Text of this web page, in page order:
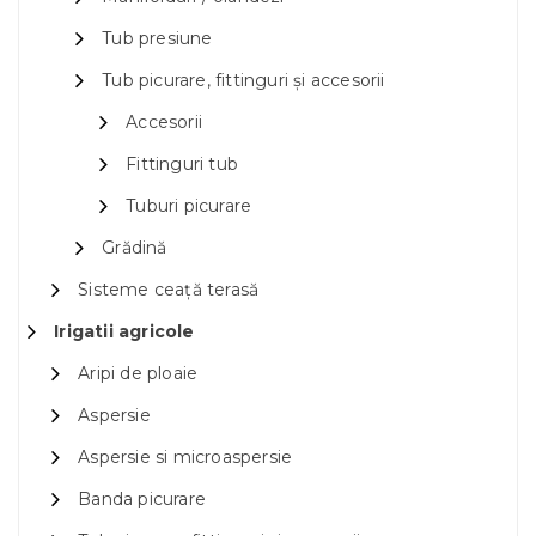
Tub presiune
Tub picurare, fittinguri și accesorii
Accesorii
Fittinguri tub
Tuburi picurare
Grădină
Sisteme ceață terasă
Irigatii agricole
Aripi de ploaie
Aspersie
Aspersie si microaspersie
Banda picurare